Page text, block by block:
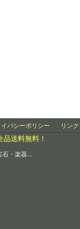
イバシーポリシー リンク
送料無料！
石・楽器…